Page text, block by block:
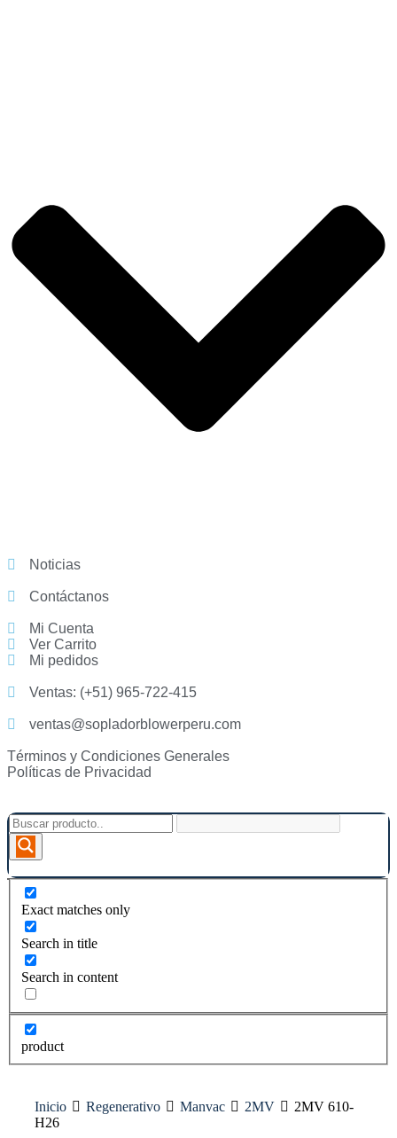
Noticias
Contáctanos
Mi Cuenta
Ver Carrito
Mi pedidos
Ventas: (+51) 965-722-415
ventas@sopladorblowerperu.com
Términos y Condiciones Generales
Políticas de Privacidad
Exact matches only
Search in title
Search in content
product
Inicio Regenerativo Manvac 2MV
2MV 610-
H26